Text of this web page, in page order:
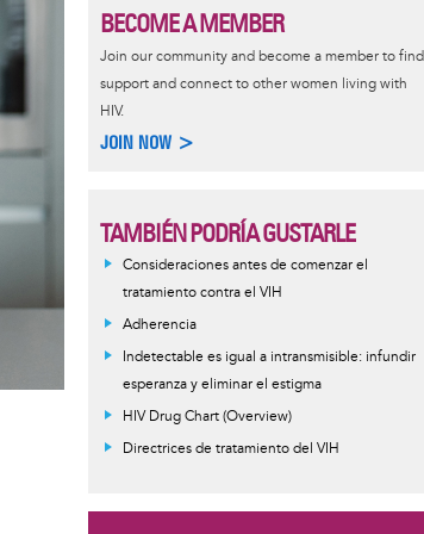
BECOME A MEMBER
Join our community and become a member to find
support and connect to other women living with
HIV.
JOIN NOW >
TAMBIÉN PODRÍA GUSTARLE
Consideraciones antes de comenzar el
tratamiento contra el VIH
Adherencia
Indetectable es igual a intransmisible: infundir
esperanza y eliminar el estigma
HIV Drug Chart (Overview)
Directrices de tratamiento del VIH